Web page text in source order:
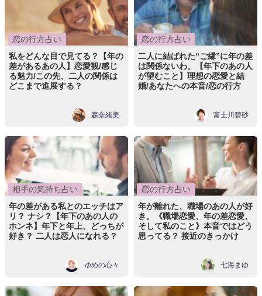
恋の行方占い
私をどんな目で見てる？【年の
差があるあの人】恋愛観/感じ
る魅力/この先、二人の関係は
どこまで進展する？
森奈緒美
恋の行方占い
二人に結ばれた“ご縁”に年の差
は関係ないわ。【年下のあの人
が望むこと】理想の恋愛と結
婚/あなたへの本音/恋の行方
富士川碧砂
相手の気持ち占い
年の差がある私とのエッチはア
リ？ ナシ？【年下のあの人の
ホンネ】年下と年上、どっちが
好き？ 二人は恋人になれる？
ゆめの心々
恋の行方占い
年が離れた、職場のあの人が好
き。《職場恋愛、年の差恋愛、
そして私のこと》本音ではどう
思ってる？ 接近のきっかけ
七海まゆ